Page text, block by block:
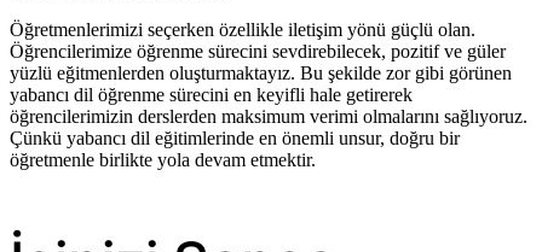
Öğretmenlerimizi seçerken özellikle iletişim yönü güçlü olan.
Öğrencilerimize öğrenme sürecini sevdirebilecek, pozitif ve güler
yüzlü eğitmenlerden oluşturmaktayız. Bu şekilde zor gibi görünen
yabancı dil öğrenme sürecini en keyifli hale getirerek
öğrencilerimizin derslerden maksimum verimi olmalarını sağlıyoruz.
Çünkü yabancı dil eğitimlerinde en önemli unsur, doğru bir
öğretmenle birlikte yola devam etmektir.